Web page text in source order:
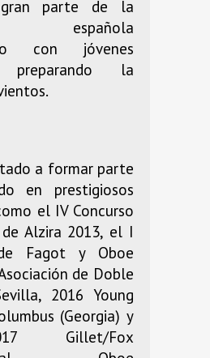
parte de la
española
con jóvenes
preparando la
a formar parte
en prestigiosos
el IV Concurso
Alzira 2013, el I
Fagot y Oboe
de Doble
2016 Young
(Georgia) y
Gillet/Fox